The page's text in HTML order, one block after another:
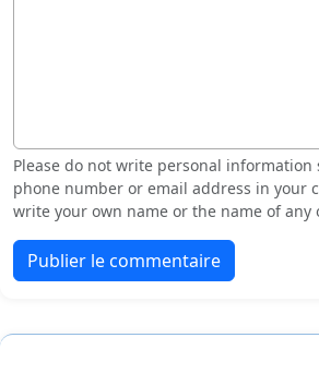
Please do not write personal information
phone number or email address in your
write your own name or the name of any
Publier le commentaire